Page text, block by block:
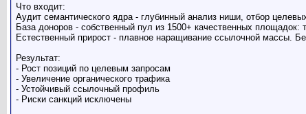
Что входит:
Аудит семантического ядра - глубинный анализ ниши, отбор
База доноров - собственный пул из 1500+ качественных
Естественный прирост - плавное наращивание ссылочной массы.
Результат:
- Рост позиций по целевым запросам
- Увеличение органического трафика
- Устойчивый ссылочный профиль
- Риски санкций исключены